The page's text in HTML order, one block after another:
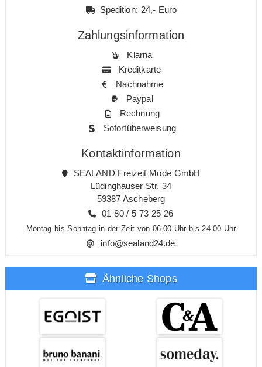
Spedition: 24,- Euro
Zahlungsinformation
Klarna
Kreditkarte
Nachnahme
Paypal
Rechnung
Sofortüberweisung
Kontaktinformation
SEALAND Freizeit Mode GmbH
Lüdinghauser Str. 34
59387 Ascheberg
01 80 / 5 73 25 26
Montag bis Sonntag in der Zeit von 06.00 Uhr bis 24.00 Uhr
info@sealand24.de
Ähnliche Shops